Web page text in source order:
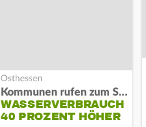
Kommunen rufen zum Sparen auf
WASSERVERBRAUCH
40 PROZENT HÖHER